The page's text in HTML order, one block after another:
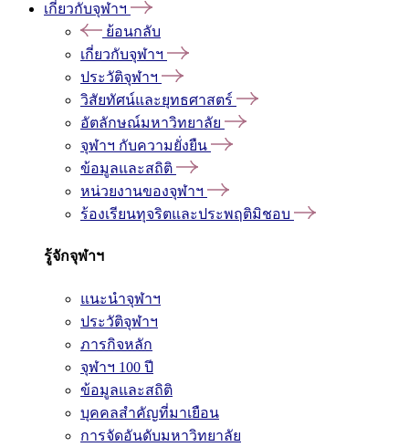
เกี่ยวกับจุฬาฯ
ย้อนกลับ
เกี่ยวกับจุฬาฯ
ประวัติจุฬาฯ
วิสัยทัศน์และยุทธศาสตร์
อัตลักษณ์มหาวิทยาลัย
จุฬาฯ กับความยั่งยืน
ข้อมูลและสถิติ
หน่วยงานของจุฬาฯ
ร้องเรียนทุจริตและประพฤติมิชอบ
รู้จักจุฬาฯ
แนะนำจุฬาฯ
ประวัติจุฬาฯ
ภารกิจหลัก
จุฬาฯ 100 ปี
ข้อมูลและสถิติ
บุคคลสำคัญที่มาเยือน
การจัดอันดับมหาวิทยาลัย